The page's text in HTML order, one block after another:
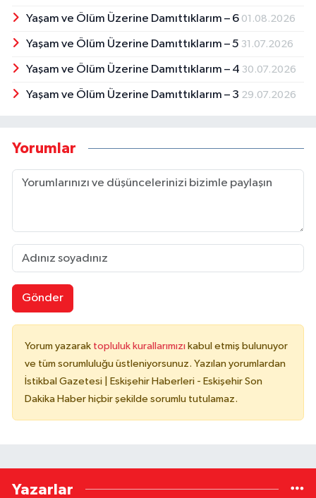
Yaşam ve Ölüm Üzerine Damıttıklarım – 6 01.08.2026
Yaşam ve Ölüm Üzerine Damıttıklarım – 5 31.07.2026
Yaşam ve Ölüm Üzerine Damıttıklarım – 4 30.07.2026
Yaşam ve Ölüm Üzerine Damıttıklarım – 3 29.07.2026
Yorumlar
Gönder
Yorum yazarak topluluk kurallarımızı kabul etmiş bulunuyor
ve tüm sorumluluğu üstleniyorsunuz. Yazılan yorumlardan
İstikbal Gazetesi | Eskişehir Haberleri - Eskişehir Son
Dakika Haber hiçbir şekilde sorumlu tutulamaz.
Yazarlar